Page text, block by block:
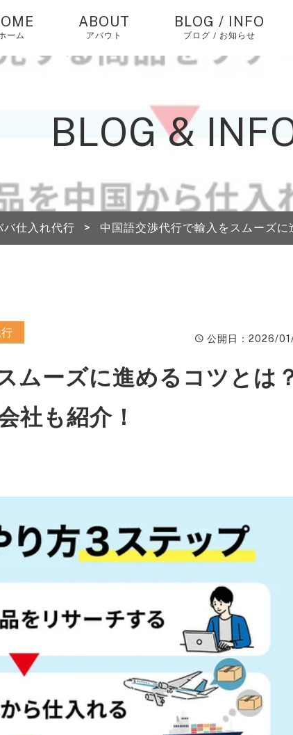
ーム
ABOUT
アバウト
BLOG / INFO
ブログ / お知らせ
コラム
BLOG &
バ仕入れ代行 > 中国語交渉代行で輸入をスムーズ
公開日 ：2026/
ムーズに進めるコツとは
社も紹介！